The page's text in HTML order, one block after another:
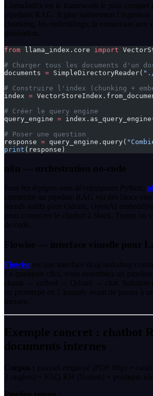
LlamaIndex est le framework le plus complet
pipelines RAG. Il gère nativement
chunking, les embeddings, la connexion aux
génération.
from llama_index.core import
# Charger tous les documents d'un
documents = SimpleDirectoryReader(
# Construire l'index (chunking +
index =
# Créer le query engine
query_engine =
# Poser une question
response = query_engine.query(
print (response)
n8n — orchestration no-code
Pour les équipes sans développeurs Python,
construire un pipeline RAG via des blocs
nœuds natifs pour Qdrant, OpenAI
pour connecter le chatbot à Slack, Teams ou
de code.
Flowise — interface visuelle pour
Flowise est une interface drag-and-drop
En quelques clics, vous assemblez un
chunk → embed → Qdrant → chat. Solution
un prototype en 1 journée avant de passer à
mesure.
Exemple concret : chatbot
documents internes
Corpus : manuel employé (PDF 80p) +
3 onglets) + FAQ RH (Notion) + politique
Pipeline retenu :